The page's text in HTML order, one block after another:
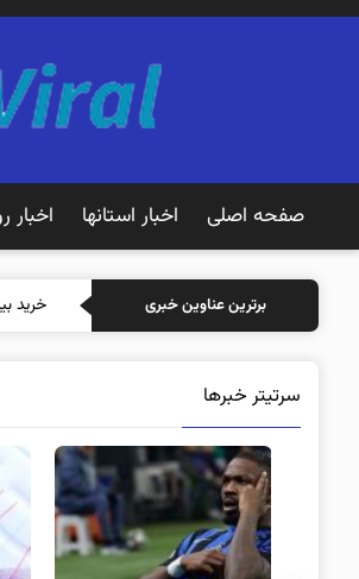
صفحه اصلی اخبار استانها اخبار
برترین عناوین خبری خرید
سرتیتر خبرها